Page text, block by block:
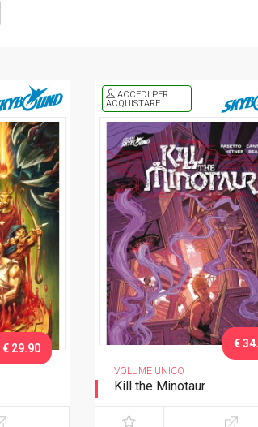
€ 29.90
ACCEDI PER
ACQUISTARE
VOLUME UNICO
Kill the Minotaur
€